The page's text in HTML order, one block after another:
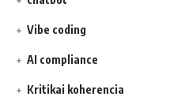
Vibe coding
AI compliance
Kritikai koherencia